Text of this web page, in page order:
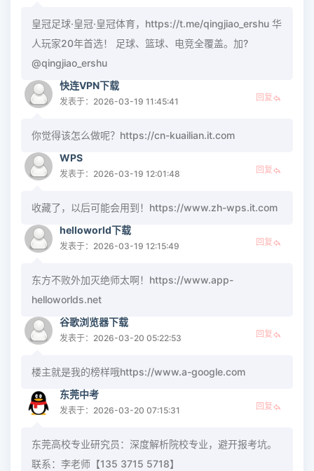
皇冠足球·皇冠·皇冠体育，https://t.me/qingjiao_ershu 华
人玩家20年首选！ 足球、篮球、电竞全覆盖。加?
@qingjiao_ershu
快连VPN下载
发表于：2026-03-19 11:45:41 回复
你觉得该怎么做呢？https://cn-kuailian.it.com
WPS
发表于：2026-03-19 12:01:48 回复
收藏了，以后可能会用到！https://www.zh-wps.it.com
helloworld下载
发表于：2026-03-19 12:15:49 回复
东方不败外加灭绝师太啊！https://www.app-
helloworlds.net
谷歌浏览器下载
发表于：2026-03-20 05:22:53 回复
楼主就是我的榜样哦https://www.a-google.com
东莞中考
发表于：2026-03-20 07:15:31 回复
东莞高校专业研究员：深度解析院校专业，避开报考坑。
联系：李老师【135 3715 5718】